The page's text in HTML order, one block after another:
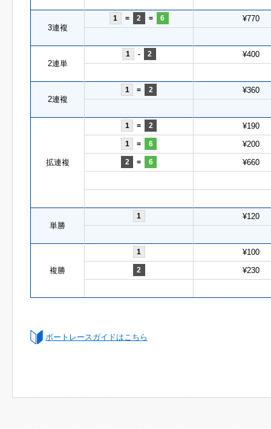
3連複
1 = 2 = 6 ¥770
2連単
1 - 2 ¥400
2連複
1 = 2 ¥360
拡連複
1 = 2 ¥190
1 = 6 ¥200
2 = 6 ¥660
単勝
1 ¥120
複勝
1 ¥100
2 ¥230
ボートレースガイドはこちら